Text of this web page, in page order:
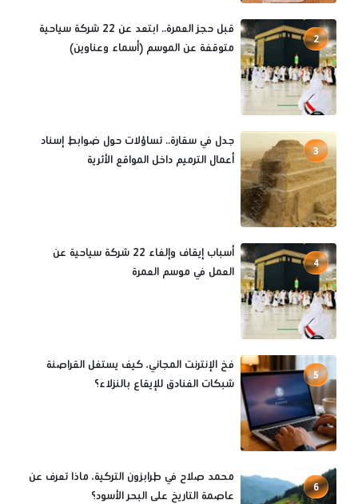
2
قبل حجز العمرة.. ابتعد عن 22 شركة سياحية
متوقفة عن الموسم (أسماء وعناوين)
3
جدل في سقارة.. تساؤلات حول ضوابط إسناد
أعمال الترميم داخل المواقع الأثرية
4
أسباب إيقاف وإلغاء 22 شركة سياحية عن
العمل في موسم العمرة
5
فخ الإنترنت المجاني، كيف يستغل القراصنة
شبكات الفنادق للإيقاع بالنزلاء؟
6
محمد صلاح في طرابزون التركية، ماذا تعرف عن
عاصمة التاريخ على البحر الأسود؟